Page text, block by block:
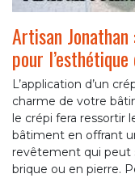
Artisan
pour
L’application d’un
charme de votre
le crépi fera ressortir
bâtiment en offrant
revêtement qui peut
brique ou en pierre.